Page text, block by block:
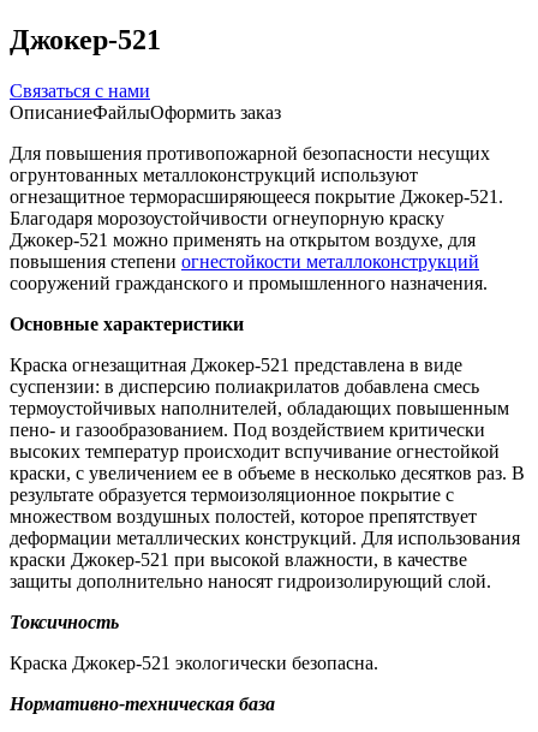
Джокер-521
Связаться с нами
ОписаниеФайлыОформить заказ
Для повышения противопожарной безопасности несущих
огрунтованных металлоконструкций используют
огнезащитное терморасширяющееся покрытие Джокер-521.
Благодаря морозоустойчивости огнеупорную краску
Джокер-521 можно применять на открытом воздухе, для
повышения степени огнестойкости металлоконструкций
сооружений гражданского и промышленного назначения.
Основные характеристики
Краска огнезащитная Джокер-521 представлена в виде
суспензии: в дисперсию полиакрилатов добавлена смесь
термоустойчивых наполнителей, обладающих повышенным
пено- и газообразованием. Под воздействием критически
высоких температур происходит вспучивание огнестойкой
краски, с увеличением ее в объеме в несколько десятков раз. В
результате образуется термоизоляционное покрытие с
множеством воздушных полостей, которое препятствует
деформации металлических конструкций. Для использования
краски Джокер-521 при высокой влажности, в качестве
защиты дополнительно наносят гидроизолирующий слой.
Токсичность
Краска Джокер-521 экологически безопасна.
Нормативно-техническая база